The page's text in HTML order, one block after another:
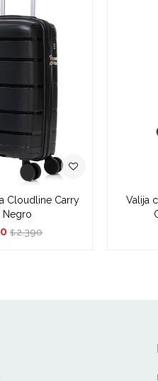
Cloudline Carry
Negro
$ 2.390
Valija